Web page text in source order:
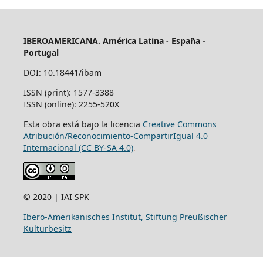
IBEROAMERICANA. América Latina - España -
Portugal
DOI: 10.18441/ibam
ISSN (print): 1577-3388
ISSN (online): 2255-520X
Esta obra está bajo la licencia Creative Commons
Atribución/Reconocimiento-CompartirIgual 4.0
Internacional (CC BY-SA 4.0).
© 2020 | IAI SPK
Ibero-Amerikanisches Institut, Stiftung Preußischer
Kulturbesitz